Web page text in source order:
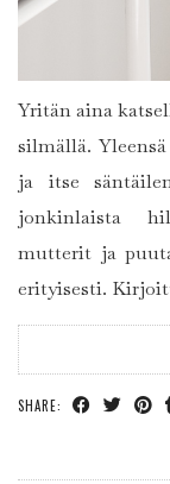
Yritän aina
silmällä.
ja itse
jonkinlaista
mutterit ja
erityisesti.
SHARE: